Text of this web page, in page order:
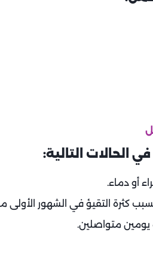
الحالات التالية:
أو دماء.
كثرة التقيؤ في الشهور الأولى
يومين متواصلين.